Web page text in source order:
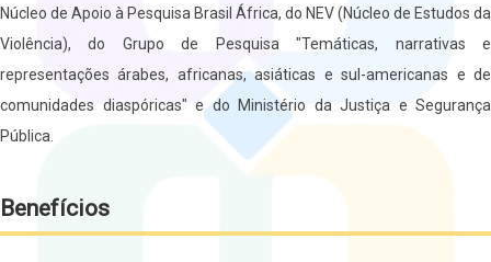
Núcleo de Apoio à Pesquisa Brasil África, do NEV (Núcleo de Estudos da
Violência), do Grupo de Pesquisa "Temáticas, narrativas e
representações árabes, africanas, asiáticas e sul-americanas e de
comunidades diaspóricas" e do Ministério da Justiça e Segurança
Pública.
Benefícios